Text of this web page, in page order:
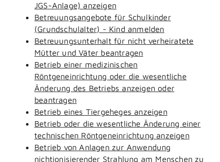
JGS-Anlage) anzeigen
Betreuungsangebote für Schulkinder
(Grundschulalter) - Kind anmelden
Betreuungsunterhalt für nicht verheiratete
Mütter und Väter beantragen
Betrieb einer medizinischen
Röntgeneinrichtung oder die wesentliche
Änderung des Betriebs anzeigen oder
beantragen
Betrieb eines Tiergeheges anzeigen
Betrieb oder die wesentliche Änderung einer
technischen Röntgeneinrichtung anzeigen
Betrieb von Anlagen zur Anwendung
nichtionisierender Strahlung am Menschen zu